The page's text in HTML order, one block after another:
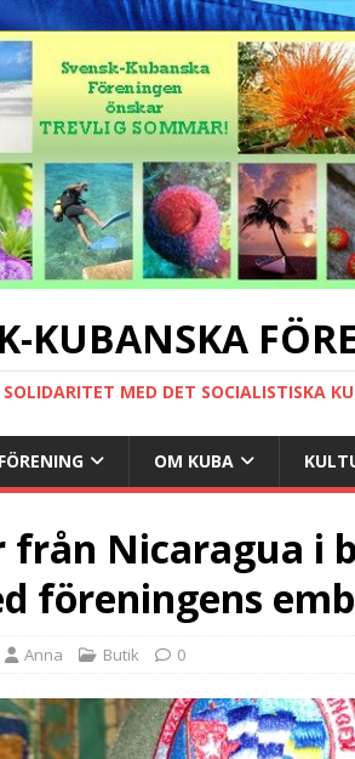
KUBANSKA
MED DET SOCIALISTISKA
OM KUBA
från Nicaragua i
föreningens
Anna Butik 0